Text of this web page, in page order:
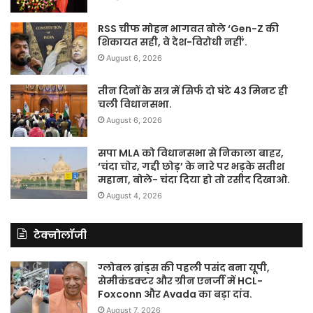
RSS चीफ मोहन भागवत बोले ‘Gen-Z की
शिकायत सही, वे देश-विरोधी नहीं’.
August 6, 2026
तीन दिनों के सत्र में सिर्फ दो घंटे 43 मिनट ही
चली विधानसभा.
August 6, 2026
सपा MLA को विधानसभा से निकाला बाहर,
‘चंदा चोर, गद्दी छोड़’ के नारे पर भड़के सतीश
महाना, बोले- चंदा दिया हो तो रसीद दिखाओ.
August 4, 2026
टेक्नोलॉजी
ग्लोबल ब्रांड्स की पहली पसंद बना यूपी,
सेमीकंडक्टर और ग्रीन एनर्जी में HCL-
Foxconn और Avada का बड़ा दांव.
August 7, 2026